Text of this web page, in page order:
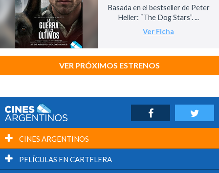
Basada en el bestseller de Peter
Heller: “The Dog Stars”. ...
Ver Ficha
VER PRÓXIMOS ESTRENOS
CINES ARGENTINOS
PELÍCULAS EN CARTELERA